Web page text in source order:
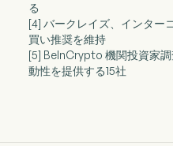
る
[4] バークレイズ、インター
買い推奨を維持
[5] BeInCrypto 機関投資家
動性を提供する15社